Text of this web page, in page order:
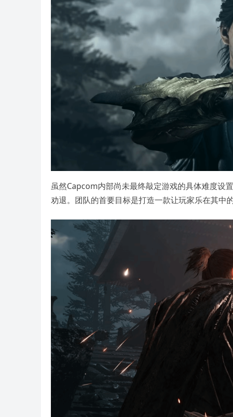
虽然Capcom内部尚未最终敲定游戏的具体难度设
劝退。团队的首要目标是打造一款让玩家乐在其中的